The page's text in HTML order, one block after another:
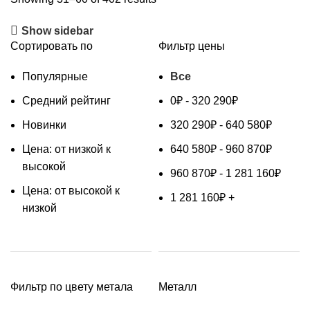
Show sidebar
Сортировать по
Популярные
Средний рейтинг
Новинки
Цена: от низкой к
высокой
Цена: от высокой к
низкой
Фильтр цены
Все
0₽ - 320 290₽
320 290₽ - 640 580₽
640 580₽ - 960 870₽
960 870₽ - 1 281 160₽
1 281 160₽ +
Фильтр по цвету метала Металл